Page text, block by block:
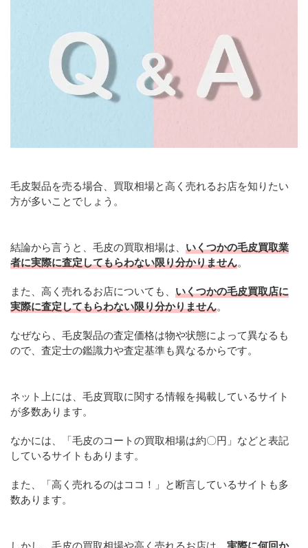
毛皮製品を売る場合、買取相場と高く売れるお店を知りたい
方が多いことでしょう。
結論から言うと、毛皮の買取相場は、 いくつかの毛皮買取業
者に実際に査定してもらわない限り分かりません。
また、高く売れるお店についても、 いくつかの毛皮買取店に
実際に査定してもらわない限り分かりません。
なぜなら、毛皮製品の査定価格は物や状態によって異なるも
ので、査定士の鑑識力や査定基準も異なるからです。
ネット上には、毛皮買取に関する情報を掲載しているサイト
が多数あります。
なかには、「毛皮のコートの買取相場は約〇円」などと表記
しているサイトもあります。
また、「高く売れるのはココ！」と断言しているサイトも多
数あります。